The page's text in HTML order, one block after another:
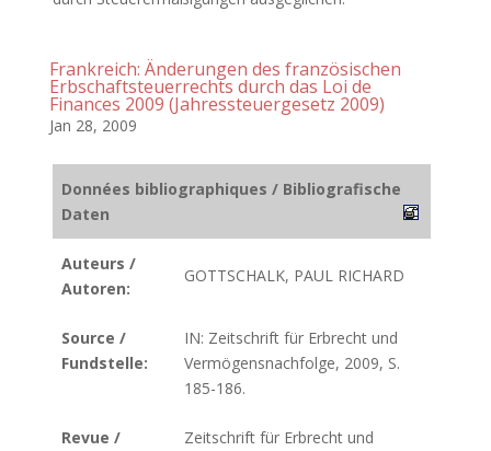
Frankreich: Änderungen des französischen
Erbschaftsteuerrechts durch das Loi de
Finances 2009 (Jahressteuergesetz 2009)
Jan 28, 2009
Données bibliographiques / Bibliografische
Daten
Auteurs /
Autoren:
GOTTSCHALK, PAUL RICHARD
Source /
Fundstelle:
IN: Zeitschrift für Erbrecht und
Vermögensnachfolge, 2009, S.
185-186.
Revue /
Zeitschrift für Erbrecht und